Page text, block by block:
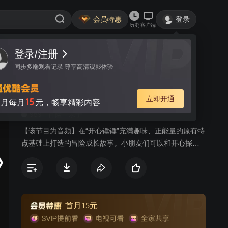
会员特惠
历史 客户端
登录
登录/注册
同步多端观看记录 尊享高清观影体验
月每月 15元，畅享精彩内容 立即开通
视频 讨论
开心锤锤时光笔记之恐龙篇
亲子
【该节目为音频】在“开心锤锤”充满趣味、正能量的原有特
点基础上打造的冒险成长故事。小朋友们可以和开心探险
龙们独特个性，一步步解开时光笔记的秘密，体验一场场
首月15元